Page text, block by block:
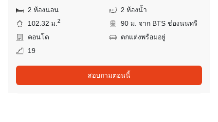
2 ห้องนอน
2 ห้องน้ำ
102.32 ม.2
90 ม. จาก BTS ช่องนนทรี
คอนโด
ตกแต่งพร้อมอยู่
19
สอบถามตอนนี้